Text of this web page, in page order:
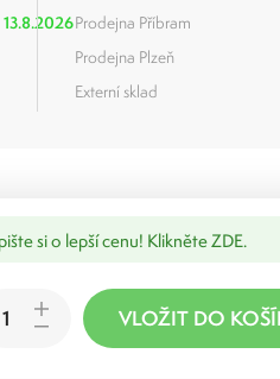
13.8.2026Prodejna Příbram
Prodejna Plzeň
Externí sklad
si o lepší cenu! Klikněte ZDE.